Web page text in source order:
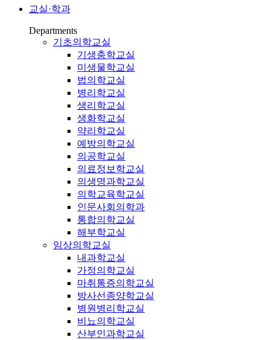
교실·학과
Departments
기초의학교실
기생충학교실
미생물학교실
법의학교실
병리학교실
생리학교실
생화학교실
약리학교실
예방의학교실
의공학교실
의료정보학교실
의생명과학교실
의학교육학교실
인문사회의학과
통합의학교실
해부학교실
임상의학교실
내과학교실
가정의학교실
마취통증의학교실
방사선종양학교실
병원병리학교실
비뇨의학교실
산부인과학교실